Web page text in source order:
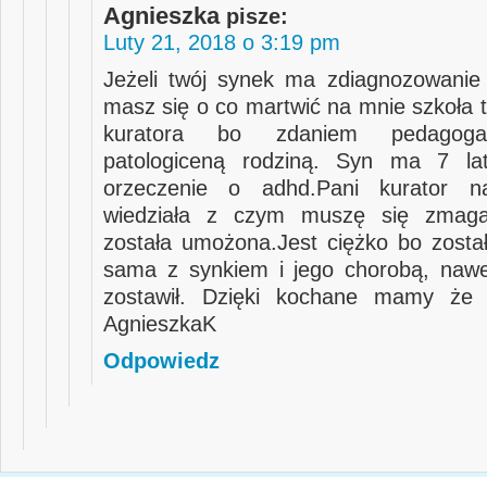
Agnieszka pisze:
Luty 21, 2018 o 3:19 pm
Jeżeli twój synek ma
masz się o co martwić na mnie szkoła
kuratora bo zdaniem
patologiceną rodziną. Syn ma 7
orzeczenie o adhd.Pani kurator
wiedziała z czym muszę się
została umożona.Jest ciężko bo
sama z synkiem i jego chorobą,
zostawił. Dzięki kochane mamy
AgnieszkaK
Odpowiedz